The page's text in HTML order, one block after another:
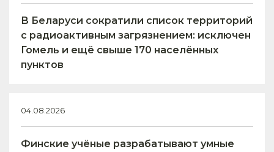
В Беларуси сократили список территорий
с радиоактивным загрязнением: исключен
Гомель и ещё свыше 170 населённых
пунктов
04.08.2026
Финские учёные разрабатывают умные